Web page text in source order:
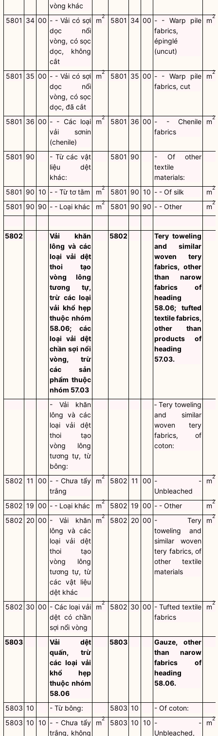
vòng khác
5801 34 00 - - Vải có sợi
dọc nổi
vòng, có sọc
dọc, không
cắt
m2 5801 34 00 - - Warp pile
fabrics,
épinglé
(uncut)
m2
5801 35 00 - - Vải có sợi
dọc nổi
vòng, có sọc
dọc, đã cắt
m2 5801 35 00 - - Warp pile
fabrics, cut
m2
5801 36 00 - - Các loại
vải sơnin
(chenile)
m2 5801 36 00 - - Chenile
fabrics
m2
5801 90
- Từ các vật
liệu dệt
khác:
5801 90
- Of other
textile
materials:
5801 90 10 - - Từ tơ tằm m2 5801 90 10 - - Of silk m2
5801 90 90 - - Loại khác m2 5801 90 90 - - Other m2
5802
Vải khăn
lông và các
loại vải dệt
thoi tạo
vòng lông
tương tự,
trừ các loại
vải khổ hẹp
thuộc nhóm
58.06; các
loại vải dệt
chần sợi nổi
vòng, trừ
các sản
phẩm thuộc
nhóm 57.03
5802
Tery toweling
and similar
woven tery
fabrics, other
than narow
fabrics of
heading
58.06; tufted
textile fabrics,
other than
products of
heading
57.03.
- Vải khăn
lông và các
loại vải dệt
thoi tạo
vòng lông
tương tự, từ
bông:
‑ Tery toweling
and similar
woven tery
fabrics, of
coton:
5802 11 00 - - Chưa tẩy
trắng
m2 5802 11 00 - -
Unbleached
m2
5802 19 00 - - Loại khác m2 5802 19 00 - - Other m2
5802 20 00 - Vải khăn
lông và các
loại vải dệt
thoi tạo
vòng lông
tương tự, từ
các vật liệu
dệt khác
m2 5802 20 00 - Tery
toweling and
similar woven
tery fabrics, of
other textile
materials
m2
5802 30 00 - Các loại vải
dệt có chần
sợi nổi vòng
m2 5802 30 00 - Tufted textile
fabrics
m2
5803
Vải dệt
quấn, trừ
các loại vải
khổ hẹp
thuộc nhóm
58.06
5803
Gauze, other
than narow
fabrics of
heading
58.06.
5803 10 - Từ bông: 5803 10
- Of coton:
5803 10 10 - - Chưa tẩy
trắng, không
m2 5803 10 10 - -
Unbleached,
m2